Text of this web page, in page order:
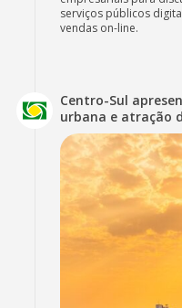
serviços públicos
vendas on-line.
Centro-Sul
urbana e atração